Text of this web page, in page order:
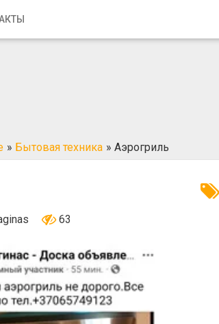
» Бытовая техника » Аэрогриль
63